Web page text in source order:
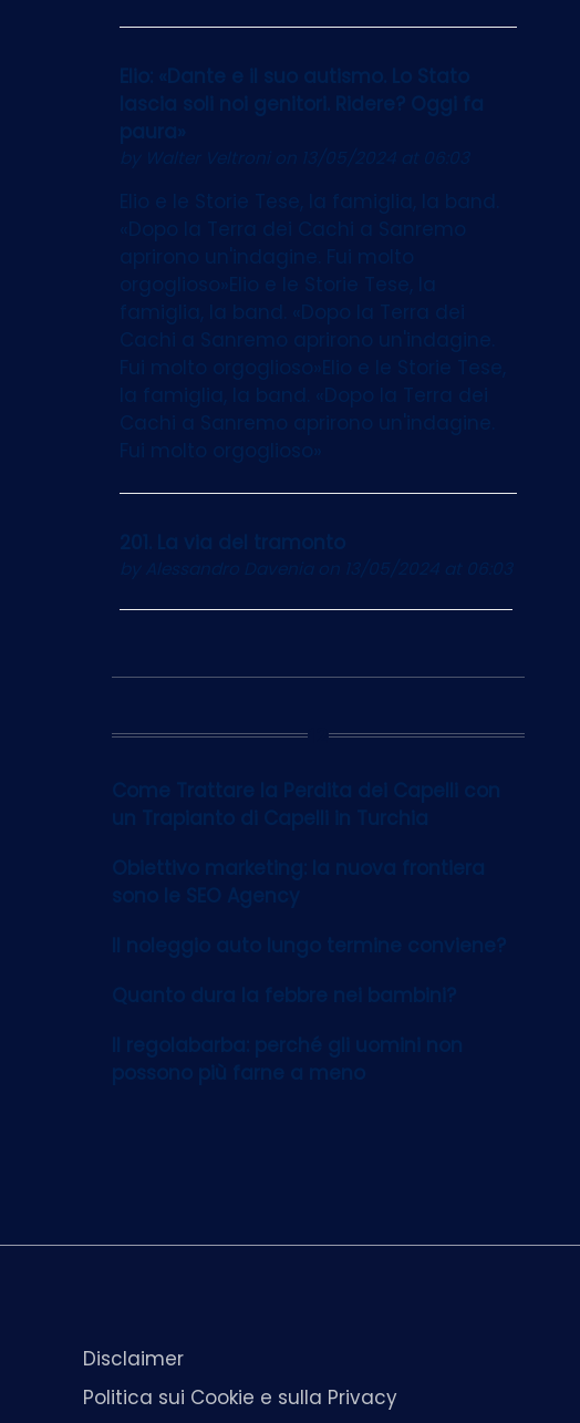
Elio: «Dante e il suo autismo. Lo Stato
lascia soli noi genitori. Ridere? Oggi fa
paura»
by Walter Veltronion 13/05/2024 at 06:03
Elio e le Storie Tese, la famiglia, la band.
«Dopo la Terra dei Cachi a Sanremo
aprirono un'indagine. Fui molto
orgoglioso»Elio e le Storie Tese, la
famiglia, la band. «Dopo la Terra dei
Cachi a Sanremo aprirono un'indagine.
Fui molto orgoglioso»Elio e le Storie Tese,
la famiglia, la band. «Dopo la Terra dei
Cachi a Sanremo aprirono un'indagine.
Fui molto orgoglioso»
201. La via del tramonto
by Alessandro Davenia on 13/05/2024 at 06:03
12
Come Trattare la Perdita dei Capelli con
un Trapianto di Capelli in Turchia
Obiettivo marketing: la nuova frontiera
sono le SEO Agency
Il noleggio auto lungo termine conviene?
Quanto dura la febbre nei bambini?
Il regolabarba: perché gli uomini non
possono più farne a meno
Disclaimer
Politica sui Cookie e sulla Privacy